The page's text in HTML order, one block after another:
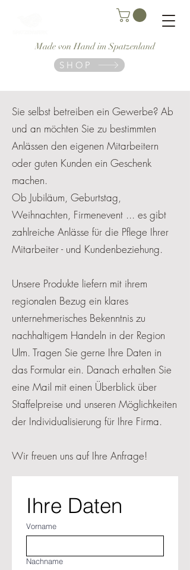
Made von Hand im Spatzenland
SHOP
Sie selbst betreiben ein Gewerbe? Ab
und an möchten Sie zu bestimmten
Anlässen den eigenen Mitarbeitern
oder guten Kunden ein Geschenk
machen.
Ob Jubiläum, Geburtstag,
Weihnachten, Firmenevent ... es gibt
zahlreiche Anlässe für die Pflege Ihrer
Mitarbeiter - und Kundenbeziehung.
Unsere Produkte liefern mit ihrem
regionalen Bezug ein klares
unternehmerisches Bekenntnis zu
nachhaltigem Handeln in der Region
Ulm. Tragen Sie gerne Ihre Daten in
das Formular ein. Danach erhalten Sie
eine Mail mit einen Überblick über
Staffelpreise und unseren Möglichkeiten
der Individualisierung für Ihre Firma.
Wir freuen uns auf Ihre Anfrage!
Ihre Daten
Vorname
Nachname